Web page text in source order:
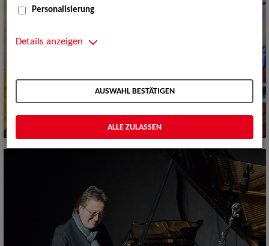
Personalisierung
Details anzeigen
AUSWAHL BESTÄTIGEN
ALLE ZULASSEN